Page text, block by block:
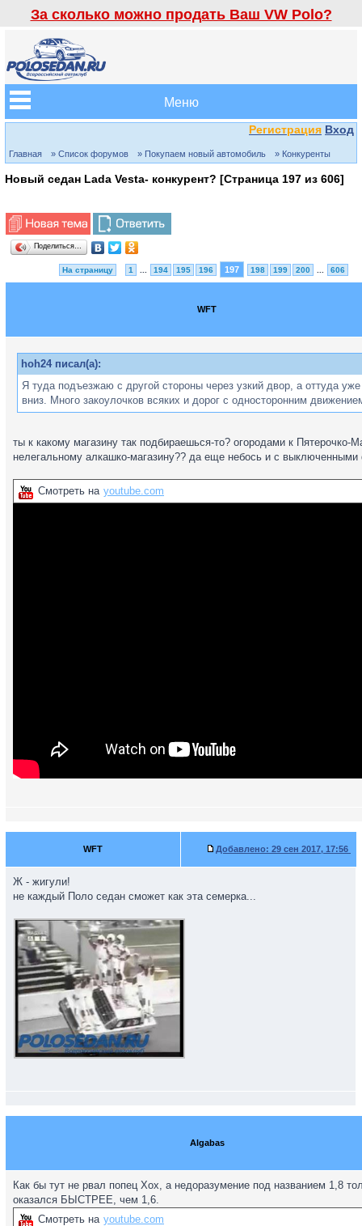
За сколько можно продать Ваш VW Polo?
Меню
Регистрация Вход
Главная » Список форумов » Покупаем новый автомобиль » Конкуренты
Новый седан Lada Vesta- конкурент? [Страница 197 из 606]
Поделиться…
На страницу 1 194 195 196 197 198 199 200 606
WFT
hoh24 писал(а):
Я туда подъезжаю с другой стороны через узкий двор, а оттуда
вниз. Много закоулочков всяких и дорог с односторонним
ты к какому магазину так подбираешься-то? огородами к Пятерочко-
нелегальному алкашко-магазину?? да еще небось и с выключенными
Смотреть на youtube.com
WFT Добавлено: 29 сен 2017, 17:56
Ж - жигули!
не каждый Поло седан сможет как эта семерка...
Algabas
Как бы тут не рвал попец Хох, а недоразумение под названием 1,8
оказался БЫСТРЕЕ, чем 1,6.
Смотреть на youtube.com